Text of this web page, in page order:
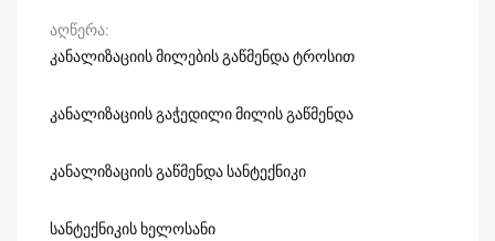
აღწერა
კანალიზაციის მილების გაწმენდა ტროსით
კანალიზაციის გაჭედილი მილის გაწმენდა
კანალიზაციის გაწმენდა სანტექნიკი
სანტექნიკის ხელოსანი